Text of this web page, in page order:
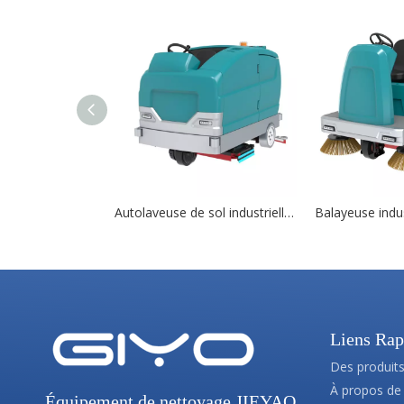
Autolaveuse de sol industrielle X20 avec réservoir d'eau de grande capacité
Liens
Des produits
À propos